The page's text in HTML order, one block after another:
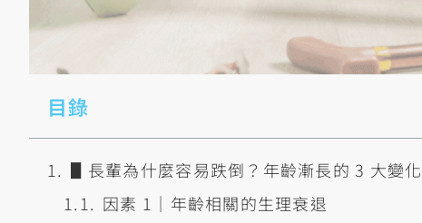
目錄
▋長輩為什麼容易跌倒？年齡漸長的 3 大變
因素 1｜年齡相關的生理衰退